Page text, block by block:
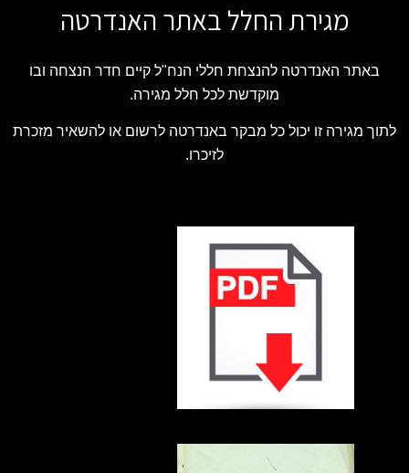
מגירת החלל באתר האנדרטה
באתר האנדרטה להנצחת חללי הנח"ל קיים חדר הנצחה ובו
מוקדשת לכל חלל מגירה.
לתוך מגירה זו יכול כל מבקר באנדרטה לרשום או להשאיר מזכרת
לזיכרו.